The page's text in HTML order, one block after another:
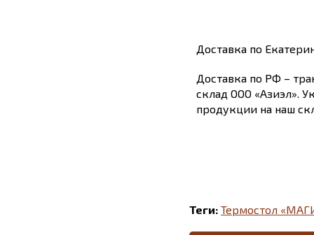
Доставка по
Доставка по РФ –
склад ООО «Азиэл».
продукции на наш
Теги: Термостол